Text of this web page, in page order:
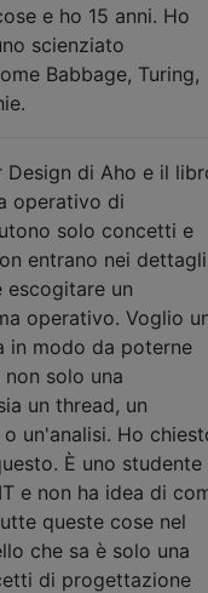
e ho 15 anni. Ho
scienziato
Babbage, Turing,
di Aho e il
operativo di
solo concetti e
entrano nei
escogitare un
operativo. Voglio
in modo da poterne
solo una
un thread, un
un'analisi. Ho
È uno studente
e non ha idea di
queste cose nel
che sa è solo una
di progettazione